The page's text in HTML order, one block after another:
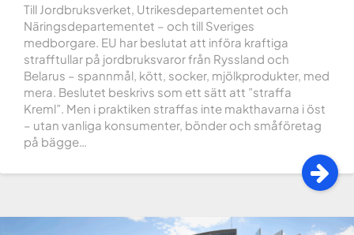
Till Jordbruksverket, Utrikesdepartementet och
Näringsdepartementet – och till Sveriges
medborgare. EU har beslutat att införa kraftiga
strafftullar på jordbruksvaror från Ryssland och
Belarus – spannmål, kött, socker, mjölkprodukter, med
mera. Beslutet beskrivs som ett sätt att ”straffa
Kreml”. Men i praktiken straffas inte makthavarna i öst
– utan vanliga konsumenter, bönder och småföretag
på bägge…